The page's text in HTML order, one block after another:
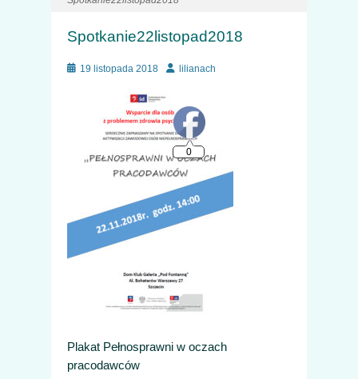
Spotkanie22listopad2018
Posted19 listopada 2018 Authorlilianach
Plakat Pełnosprawni w oczach
pracodawców
0